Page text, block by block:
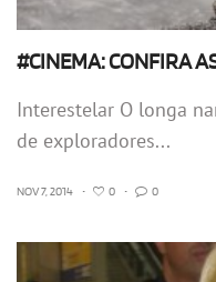
#CINEMA: CONFIRA
Interestelar O longa
de exploradores...
NOV 7, 2014 • 0 • 0